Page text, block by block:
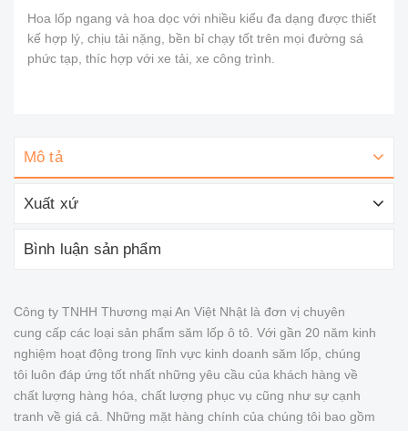
Hoa lốp ngang và hoa dọc với nhiều kiểu đa dạng được thiết
kế hợp lý, chịu tải nặng, bền bỉ chạy tốt trên mọi đường sá
phức tạp, thíc hợp với xe tải, xe công trình.
Mô tả
Xuất xứ
Bình luận sản phẩm
Công ty TNHH Thương mại An Việt Nhật là đơn vị chuyên
cung cấp các loại sản phẩm săm lốp ô tô. Với gần 20 năm kinh
nghiệm hoạt động trong lĩnh vực kinh doanh săm lốp, chúng
tôi luôn đáp ứng tốt nhất những yêu cầu của khách hàng về
chất lượng hàng hóa, chất lượng phục vụ cũng như sự cạnh
tranh về giá cả. Những mặt hàng chính của chúng tôi bao gồm